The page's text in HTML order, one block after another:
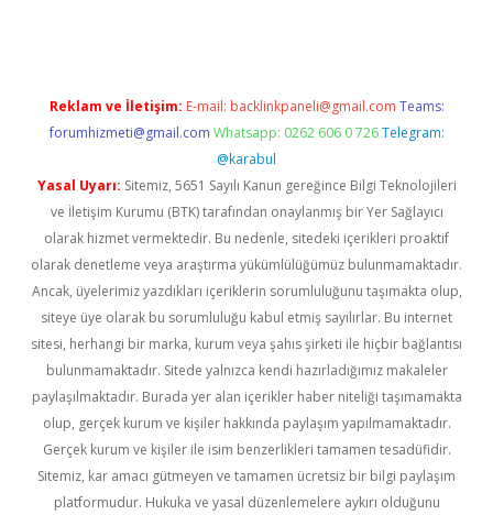
Reklam ve İletişim: E-mail: backlinkpaneli@gmail.com Teams:
forumhizmeti@gmail.com Whatsapp: 0262 606 0 726 Telegram:
@karabul
Yasal Uyarı: Sitemiz, 5651 Sayılı Kanun gereğince Bilgi Teknolojileri
ve İletişim Kurumu (BTK) tarafından onaylanmış bir Yer Sağlayıcı
olarak hizmet vermektedir. Bu nedenle, sitedeki içerikleri proaktif
olarak denetleme veya araştırma yükümlülüğümüz bulunmamaktadır.
Ancak, üyelerimiz yazdıkları içeriklerin sorumluluğunu taşımakta olup,
siteye üye olarak bu sorumluluğu kabul etmiş sayılırlar. Bu internet
sitesi, herhangi bir marka, kurum veya şahıs şirketi ile hiçbir bağlantısı
bulunmamaktadır. Sitede yalnızca kendi hazırladığımız makaleler
paylaşılmaktadır. Burada yer alan içerikler haber niteliği taşımamakta
olup, gerçek kurum ve kişiler hakkında paylaşım yapılmamaktadır.
Gerçek kurum ve kişiler ile isim benzerlikleri tamamen tesadüfidir.
Sitemiz, kar amacı gütmeyen ve tamamen ücretsiz bir bilgi paylaşım
platformudur. Hukuka ve yasal düzenlemelere aykırı olduğunu